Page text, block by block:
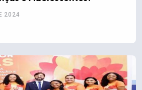
2024